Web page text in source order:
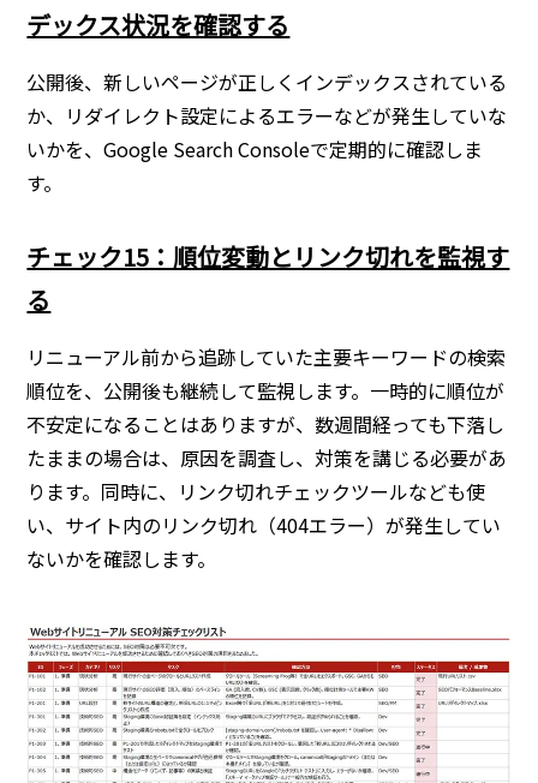
デックス状況を確認する
公開後、新しいページが正しくインデックスされている
か、リダイレクト設定によるエラーなどが発生していな
いかを、Google Search Consoleで定期的に確認しま
す。
チェック15：順位変動とリンク切れを監視す
る
リニューアル前から追跡していた主要キーワードの検索
順位を、公開後も継続して監視します。一時的に順位が
不安定になることはありますが、数週間経っても下落し
たままの場合は、原因を調査し、対策を講じる必要があ
ります。同時に、リンク切れチェックツールなども使
い、サイト内のリンク切れ（404エラー）が発生してい
ないかを確認します。